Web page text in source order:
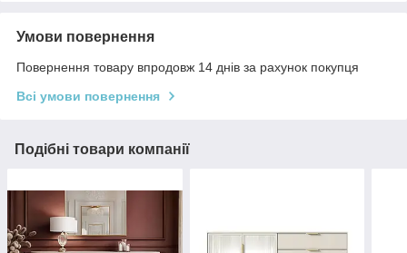
Умови повернення
Повернення товару впродовж 14 днів за рахунок покупця
Всі умови повернення
Подібні товари компанії